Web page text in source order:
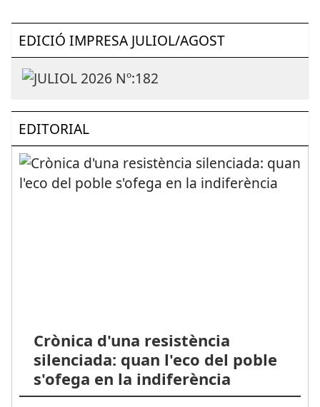
EDICIÓ IMPRESA JULIOL/AGOST
EDITORIAL
Crònica d'una resistència
silenciada: quan l'eco del poble
s'ofega en la indiferència